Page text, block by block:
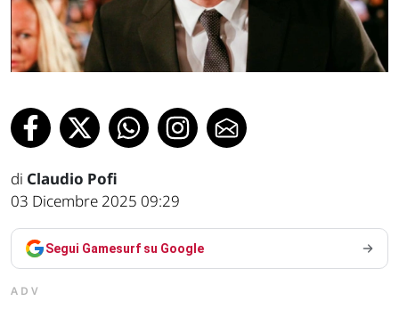
di Claudio Pofi
03 Dicembre 2025 09:29
Segui Gamesurf su Google
ADV